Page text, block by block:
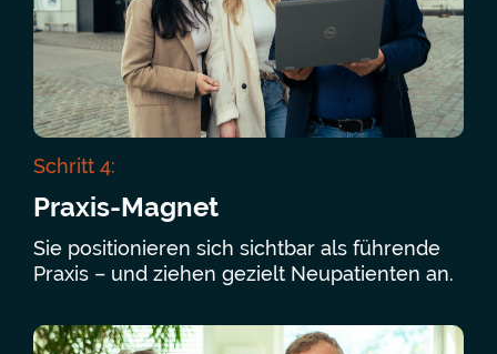
Schritt 4:
Praxis-Magnet
Sie positionieren sich sichtbar als führende
Praxis – und ziehen gezielt Neupatienten an.